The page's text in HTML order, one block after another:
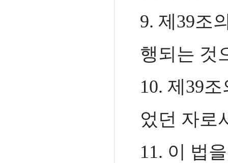
9. 제39조
행되는 것
10. 제39조
었던 자로
11. 이 법